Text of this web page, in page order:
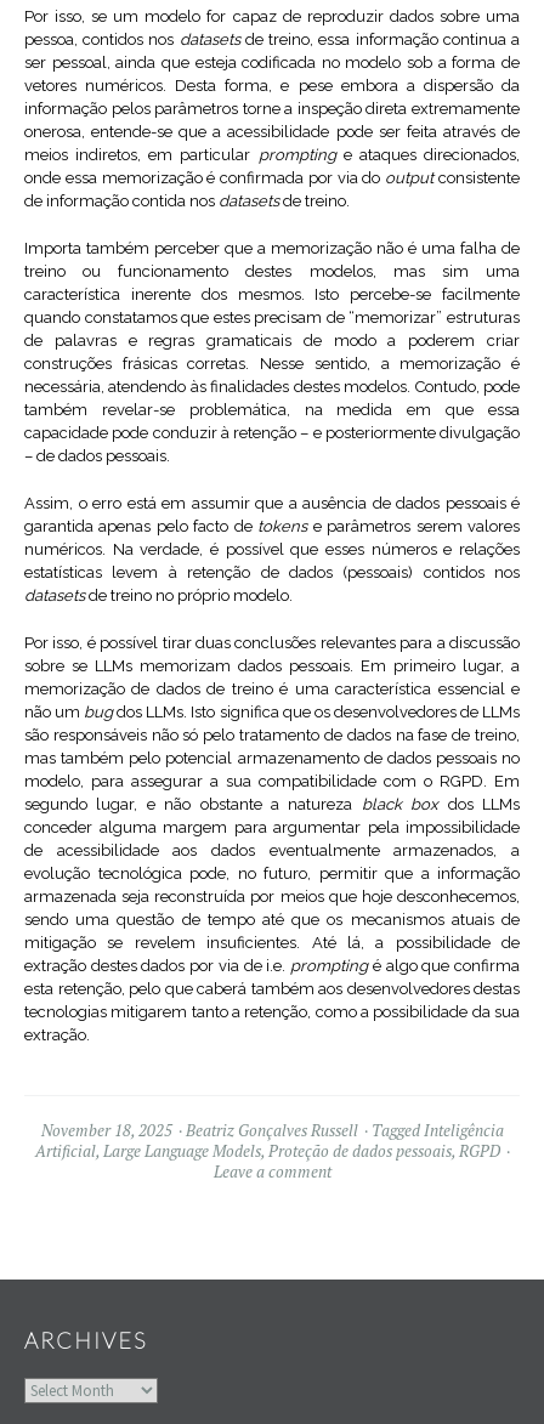
Por isso, se um modelo for capaz de reproduzir dados sobre uma
pessoa, contidos nos datasetsde treino, essa informação continua a
ser pessoal, ainda que esteja codificada no modelo sob a forma de
vetores numéricos. Desta forma, e pese embora a dispersão da
informação pelos parâmetros torne a inspeção direta extremamente
onerosa, entende-se que a acessibilidade pode ser feita através de
meios indiretos, em particular promptinge ataques direcionados,
onde essa memorização é confirmada por via do outputconsistente
de informação contida nos datasetsde treino.
Importa também perceber que a memorização não é uma falha de
treino ou funcionamento destes modelos, mas sim uma
característica inerente dos mesmos. Isto percebe-se facilmente
quando constatamos que estes precisam de “memorizar” estruturas
de palavras e regras gramaticais de modo a poderem criar
construções frásicas corretas. Nesse sentido, a memorização é
necessária, atendendo às finalidades destes modelos. Contudo, pode
também revelar-se problemática, na medida em que essa
capacidade pode conduzir à retenção – e posteriormente divulgação
– de dados pessoais.
Assim, o erro está em assumir que a ausência de dados pessoais é
garantida apenas pelo facto de tokense parâmetros serem valores
numéricos. Na verdade, é possível que esses números e relações
estatísticas levem à retenção de dados (pessoais) contidos nos
datasetsde treino no próprio modelo.
Por isso, é possível tirar duas conclusões relevantes para a discussão
sobre se LLMs memorizam dados pessoais. Em primeiro lugar, a
memorização de dados de treino é uma característica essencial e
não um bugdos LLMs. Isto significa que os desenvolvedores de LLMs
são responsáveis não só pelo tratamento de dados na fase de treino,
mas também pelo potencial armazenamento de dados pessoais no
modelo, para assegurar a sua compatibilidade com o RGPD. Em
segundo lugar, e não obstante a natureza black boxdos LLMs
conceder alguma margem para argumentar pela impossibilidade
de acessibilidade aos dados eventualmente armazenados, a
evolução tecnológica pode, no futuro, permitir que a informação
armazenada seja reconstruída por meios que hoje desconhecemos,
sendo uma questão de tempo até que os mecanismos atuais de
mitigação se revelem insuficientes. Até lá, a possibilidade de
extração destes dados por via de i.e. promptingé algo que confirma
esta retenção, pelo que caberá também aos desenvolvedores destas
tecnologias mitigarem tanto a retenção, como a possibilidade da sua
extração.
November 18, 2025 Beatriz Gonçalves Russell TaggedInteligência
Artificial, Large Language Models, Proteção de dados pessoais, RGPD
Leave a comment
ARCHIVES
Archives